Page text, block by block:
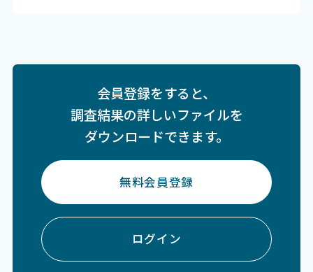
会員登録をすると、
調査結果の詳しいファイルを
ダウンロードできます。
無料会員登録
ログイン